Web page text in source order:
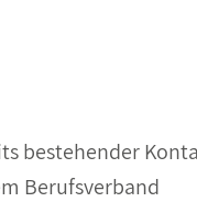
bestehender
Berufsverband